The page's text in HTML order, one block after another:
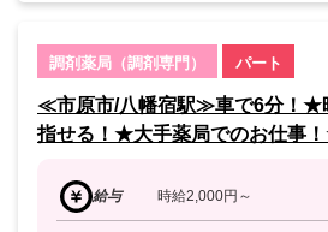
調剤薬局（調剤専門） パート
≪市原市/八幡宿駅≫車で6分！★
指せる！★大手薬局でのお仕事
給与 時給2,000円～